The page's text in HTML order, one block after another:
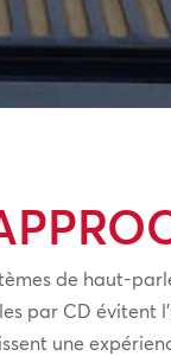
de haut-
par CD évitent
une